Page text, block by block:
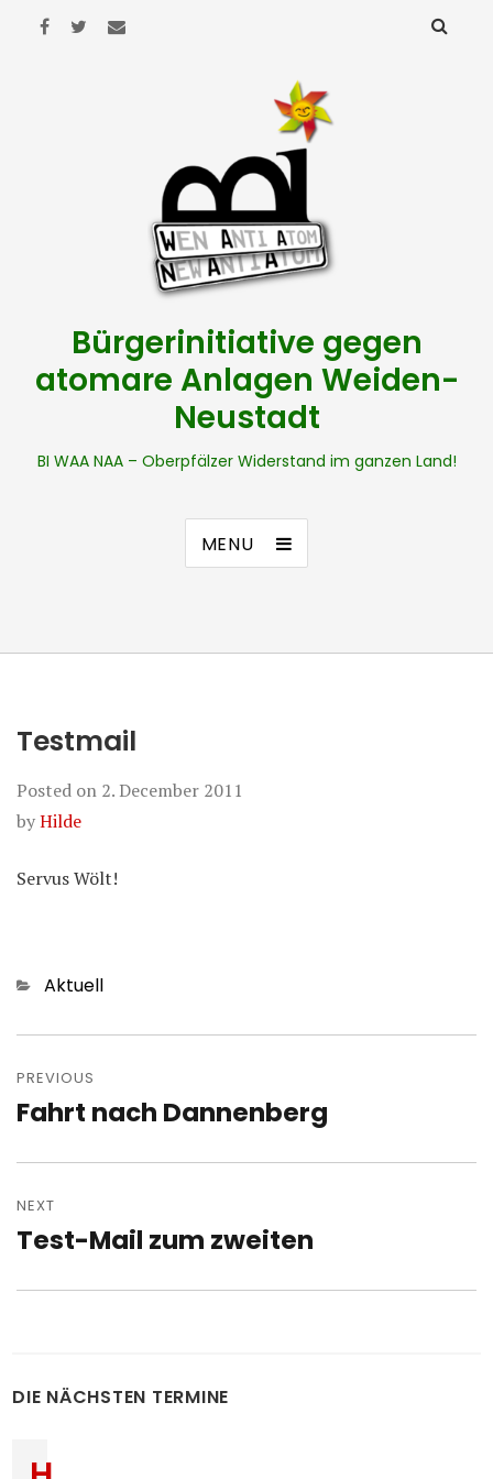
Bürgerinitiative gegen
atomare Anlagen Weiden-
Neustadt
BI WAA NAA – Oberpfälzer Widerstand im ganzen Land!
MENU
Testmail
Posted on 2. December 2011
byHilde
Servus Wölt!
Categories
Aktuell
navigation
PREVIOUS
Previous
Fahrt nach Dannenberg
NEXT
Next
Test-Mail zum zweiten
DIE NÄCHSTEN TERMINE